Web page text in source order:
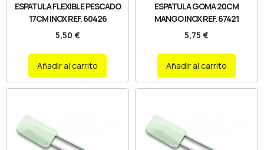
ESPATULA FLEXIBLE PESCADO
17CM INOX REF. 60426
5,50 €
Añadir al carrito
ESPATULA GOMA 20CM
MANGO INOX REF. 67421
5,75 €
Añadir al carrito